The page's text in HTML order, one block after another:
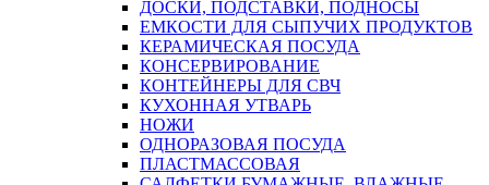
ДОСКИ, ПОДСТАВКИ, ПОДНОСЫ
ЕМКОСТИ ДЛЯ СЫПУЧИХ ПРОДУКТОВ
КЕРАМИЧЕСКАЯ ПОСУДА
КОНСЕРВИРОВАНИЕ
КОНТЕЙНЕРЫ ДЛЯ СВЧ
КУХОННАЯ УТВАРЬ
НОЖИ
ОДНОРАЗОВАЯ ПОСУДА
ПЛАСТМАССОВАЯ